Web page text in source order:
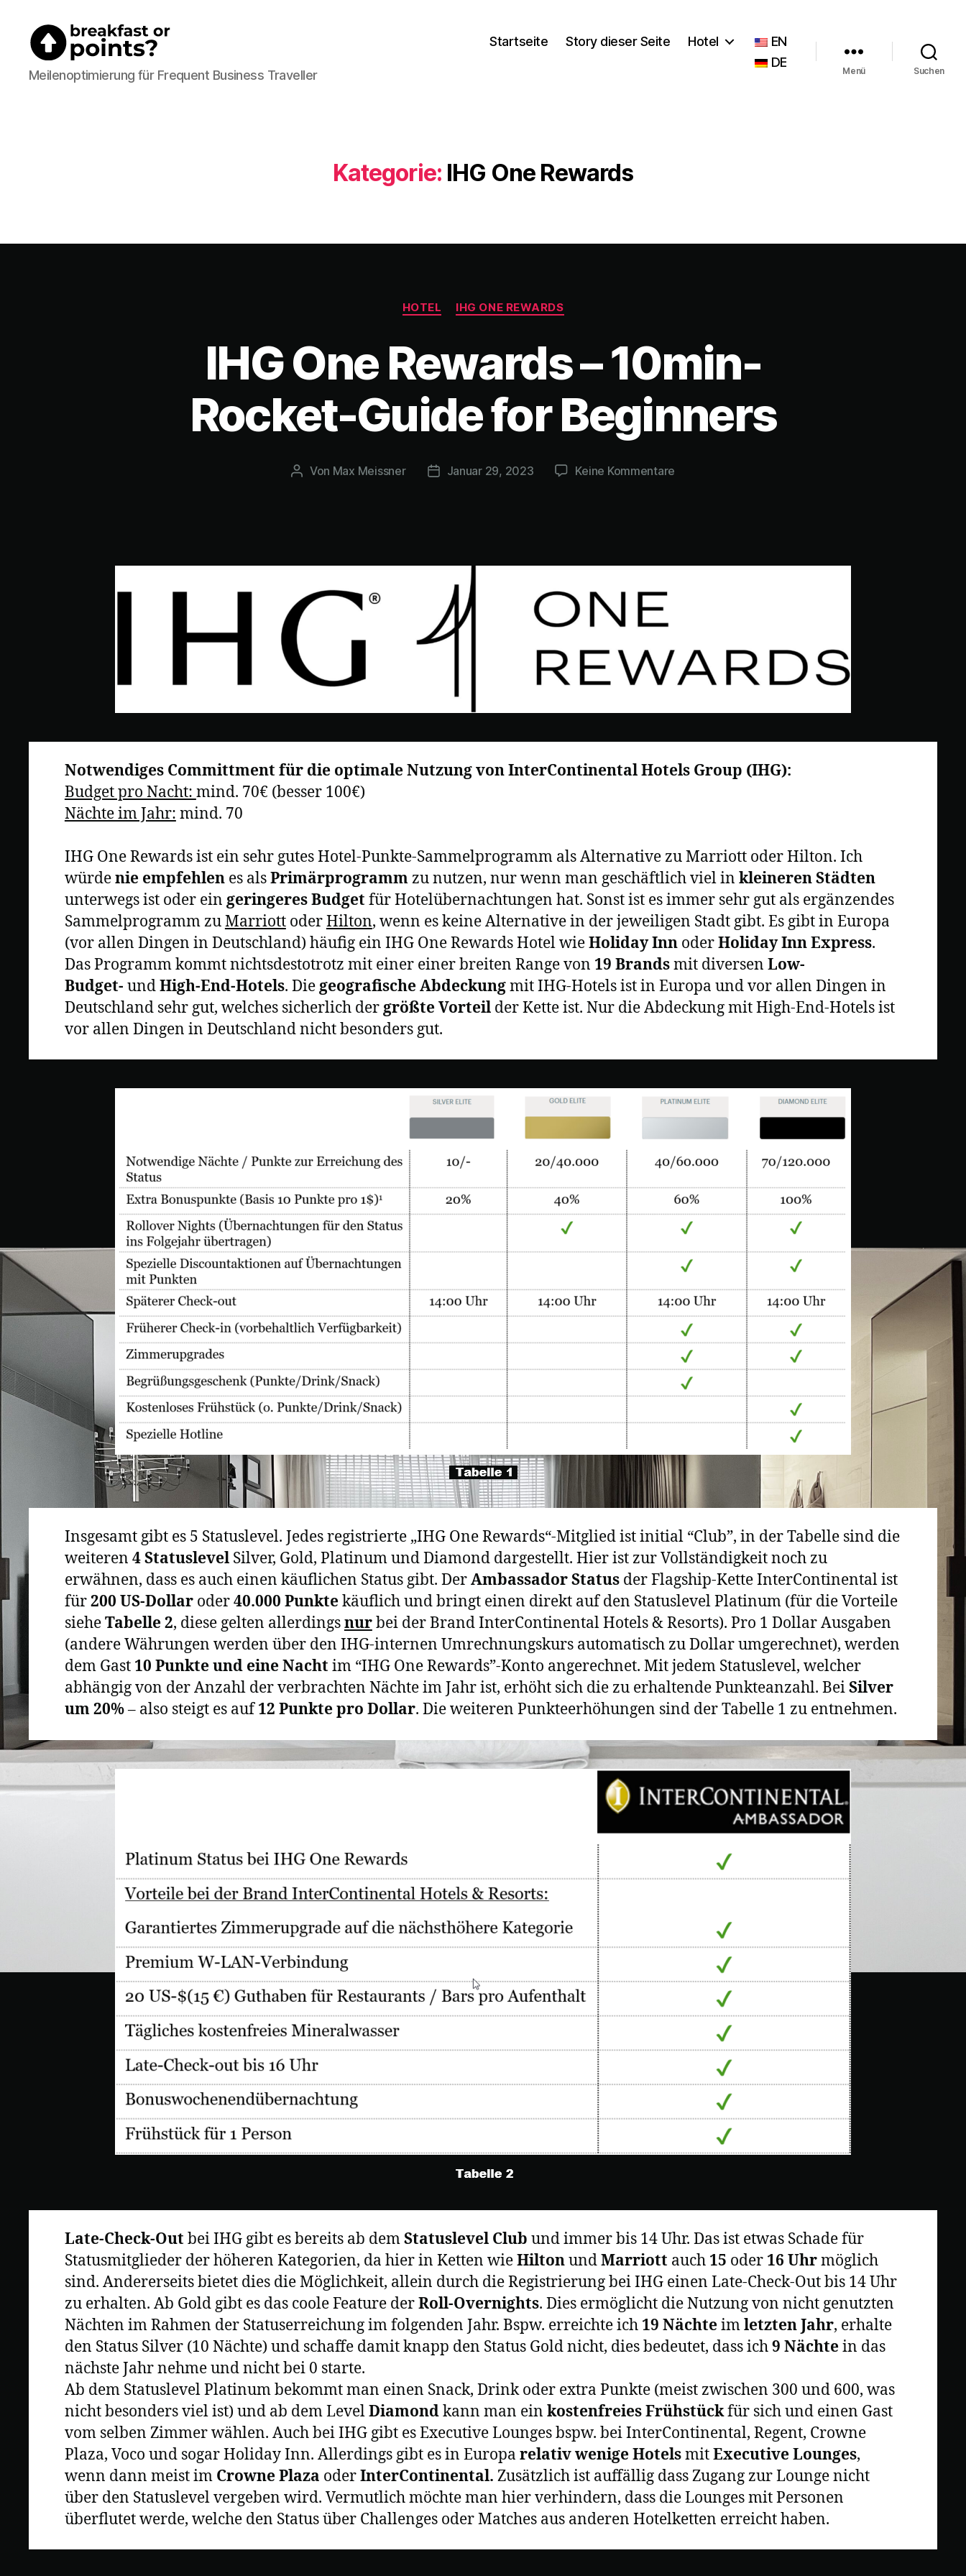
Breakfast
or
Meilenoptimierung für Frequent Business Traveller
Startseite Story dieser Seite Hotel
EN
DE
Menü Suchen
Kategorie: IHG One Rewards
Kategorien
HOTEL IHG ONE REWARDS
IHG One Rewards – 10min-
Rocket-Guide for Beginners
Beitragsautor
Von Max Meissner Beitragsdatum
Januar 29, 2023 Keine Kommentare
Notwendiges Committment für die optimale Nutzung von InterContinental Hotels Group (IHG):
Budget pro Nacht: mind. 70€ (besser 100€)
Nächte im Jahr: mind. 70
IHG One Rewards ist ein sehr gutes Hotel-Punkte-Sammelprogramm als Alternative zu Marriott oder Hilton. Ich
würdenie empfehlen es alsPrimärprogrammzu nutzen, nur wenn man geschäftlich viel in kleineren Städten
unterwegs ist oder ein geringeres Budget für Hotelübernachtungen hat. Sonst ist es immer sehr gut als ergänzendes
Sammelprogramm zuMarriottoderHilton, wenn es keine Alternative in der jeweiligen Stadt gibt. Es gibt in Europa
(vor allen Dingen in Deutschland) häufig ein IHG One Rewards Hotel wieHoliday InnoderHoliday Inn Express.
Das Programm kommt nichtsdestotrotz mit einer einer breiten Range von 19 Brandsmit diversen Low-
Budget- undHigh-End-Hotels. Diegeografische Abdeckungmit IHG-Hotels ist in Europa und vor allen Dingen in
Deutschland sehr gut, welches sicherlich dergrößte Vorteilder Kette ist. Nur die Abdeckung mit High-End-Hotels ist
vor allen Dingen in Deutschland nicht besonders gut.
Insgesamt gibt es 5 Statuslevel. Jedes registrierte „IHG One Rewards“-Mitglied ist initial “Club”, in der Tabelle sind die
weiteren 4 StatuslevelSilver, Gold, Platinum und Diamond dargestellt. Hier ist zur Vollständigkeit noch zu
erwähnen, dass es auch einen käuflichen Status gibt. DerAmbassador Statusder Flagship-Kette InterContinental ist
für200 US-Dollaroder40.000 Punktekäuflich und bringt einen direkt auf den Statuslevel Platinum (für die Vorteile
sieheTabelle 2, diese gelten allerdingsnurbei der Brand InterContinental Hotels & Resorts). Pro 1 Dollar Ausgaben
(andere Währungen werden über den IHG-internen Umrechnungskurs automatisch zu Dollar umgerechnet), werden
dem Gast 10 Punkte und eine Nacht im “IHG One Rewards”-Konto angerechnet. Mit jedem Statuslevel, welcher
abhängig von der Anzahl der verbrachten Nächte im Jahr ist, erhöht sich die zu erhaltende Punkteanzahl. BeiSilver
um 20%– also steigt es auf12 Punkte pro Dollar. Die weiteren Punkteerhöhungen sind der Tabelle 1 zu entnehmen.
Late-Check-Out bei IHG gibt es bereits ab demStatuslevel Club und immer bis 14 Uhr. Das ist etwas Schade für
Statusmitglieder der höheren Kategorien, da hier in Ketten wieHiltonundMarriott auch15 oder 16 Uhrmöglich
sind. Andererseits bietet dies die Möglichkeit, allein durch die Registrierung bei IHG einen Late-Check-Out bis 14 Uhr
zu erhalten. Ab Gold gibt es das coole Feature derRoll-Overnights. Dies ermöglicht die Nutzung von nicht genutzten
Nächten im Rahmen der Statuserreichung im folgenden Jahr. Bspw. erreichte ich 19 NächteimletztenJahr, erhalte
den Status Silver (10 Nächte) und schaffe damit knapp den Status Gold nicht, dies bedeutet, dass ich9 Nächtein das
nächste Jahr nehme und nicht bei 0 starte.
Ab dem Statuslevel Platinum bekommt man einen Snack, Drink oder extra Punkte (meist zwischen 300 und 600, was
nicht besonders viel ist) und ab dem LevelDiamondkann man ein kostenfreies Frühstückfür sich und einen Gast
vom selben Zimmer wählen. Auch bei IHG gibt es Executive Lounges bspw. bei InterContinental, Regent, Crowne
Plaza, Voco und sogar Holiday Inn. Allerdings gibt es in Europa relativ wenige HotelsmitExecutive Lounges,
wenn dann meist im Crowne Plaza oderInterContinental. Zusätzlich ist auffällig dass Zugang zur Lounge nicht
über den Statuslevel vergeben wird. Vermutlich möchte man hier verhindern, dass die Lounges mit Personen
überflutet werde, welche den Status über Challenges oder Matches aus anderen Hotelketten erreicht haben.